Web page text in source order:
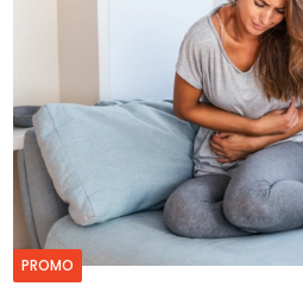
PROMO